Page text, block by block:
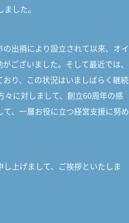
した。
出捐により設立されて以来、オイ
ございました。そして最近では、
り、この状況はいましばらく継続
々に対しまして、創立60周年の感
、一層お役に立つ経営支援に努め
上げまして、ご挨拶といたしま